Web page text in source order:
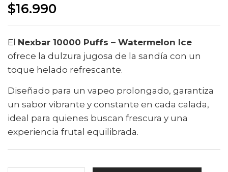
$16.990
El Nexbar 10000 Puffs – Watermelon Ice
ofrece la dulzura jugosa de la sandía con un
toque helado refrescante.
Diseñado para un vapeo prolongado, garantiza
un sabor vibrante y constante en cada calada,
ideal para quienes buscan frescura y una
experiencia frutal equilibrada.